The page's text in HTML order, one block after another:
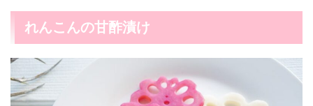
れんこんの甘酢漬け